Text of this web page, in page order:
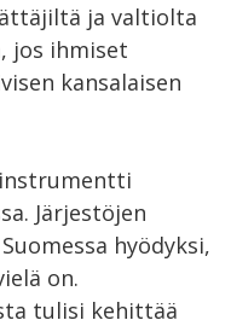
ja valtiolta
jos ihmiset
kansalaisen
Järjestöjen
hyödyksi,
on.
tulisi kehittää